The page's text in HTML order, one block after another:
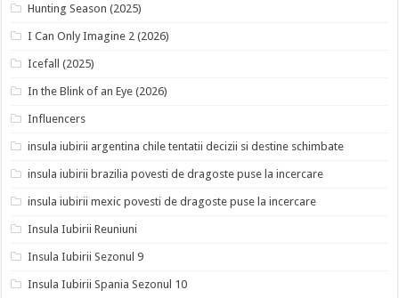
Hunting Season (2025)
I Can Only Imagine 2 (2026)
Icefall (2025)
In the Blink of an Eye (2026)
Influencers
insula iubirii argentina chile tentatii decizii si destine schimbate
insula iubirii brazilia povesti de dragoste puse la incercare
insula iubirii mexic povesti de dragoste puse la incercare
Insula Iubirii Reuniuni
Insula Iubirii Sezonul 9
Insula Iubirii Spania Sezonul 10